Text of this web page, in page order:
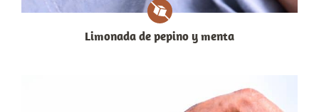
Limonada de pepino y menta